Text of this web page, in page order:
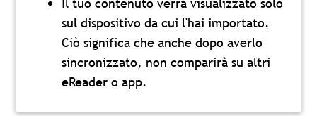
Il tuo contenuto verrà visualizzato solo
sul dispositivo da cui l'hai importato.
Ciò significa che anche dopo averlo
sincronizzato, non comparirà su altri
eReader o app.